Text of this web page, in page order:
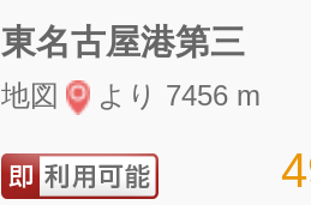
東名古屋港第三
地図 より 7456 m